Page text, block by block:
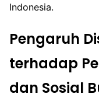
Indonesia.
Pengaruh
terhadap
dan Sosial